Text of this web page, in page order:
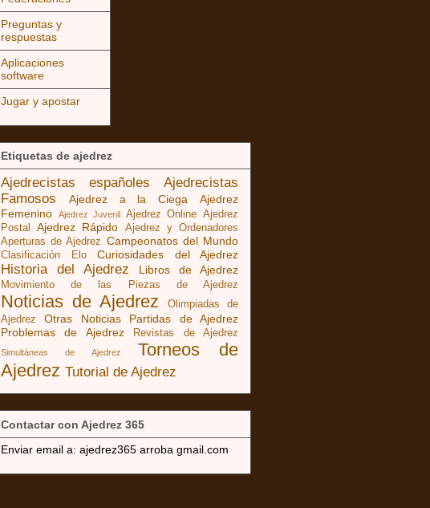
Preguntas y
respuestas
Aplicaciones
software
Jugar y apostar
Etiquetas de ajedrez
Ajedrecistas españoles
Ajedrecistas
Famosos
Ajedrez a la Ciega
Ajedrez
Femenino
Ajedrez Juvenil Ajedrez Online Ajedrez
Postal
Ajedrez Rápido
Ajedrez y Ordenadores
Aperturas de Ajedrez Campeonatos del Mundo
Clasificación Elo Curiosidades del Ajedrez
Historia del Ajedrez Libros de Ajedrez
Movimiento de las Piezas de Ajedrez
Noticias de Ajedrez
Olimpiadas de
Ajedrez
Otras Noticias
Partidas de Ajedrez
Problemas de Ajedrez
Revistas de Ajedrez
Simultáneas de Ajedrez
Torneos de
Ajedrez Tutorial de Ajedrez
Contactar con Ajedrez 365
Enviar email a: ajedrez365 arroba gmail.com